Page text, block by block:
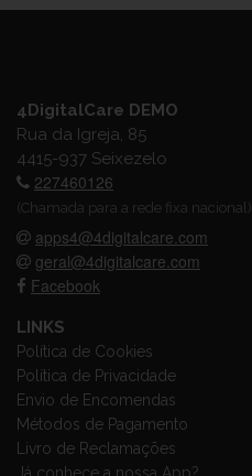
4DigitalCare DEMO
Rua da Igreja, 85
4415-937 Seixezelo
227460126
(Chamada para a rede fixa nacional)
apps4@4digitalcare.com
geral@4digitalcare.com
Facebook
LINKS
Política de Cookies
Política de Privacidade
Envio de Encomendas
Métodos de Pagamento
Livro de Reclamações